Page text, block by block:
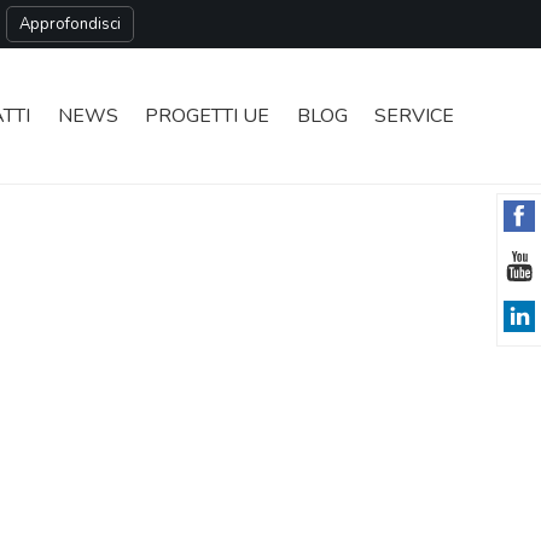
Approfondisci
NEWS PROGETTI UE BLOG SERVICE